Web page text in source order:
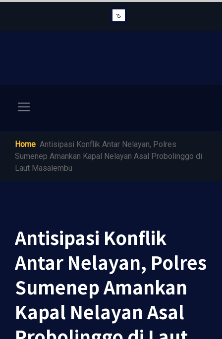
Home Antisipasi Konflik Antar Nelayan, Polres
Sumenep Amankan Kapal Nelayan Asal Probolinggo di
Laut Masalembu
Antisipasi Konflik
Antar Nelayan, Polres
Sumenep Amankan
Kapal Nelayan Asal